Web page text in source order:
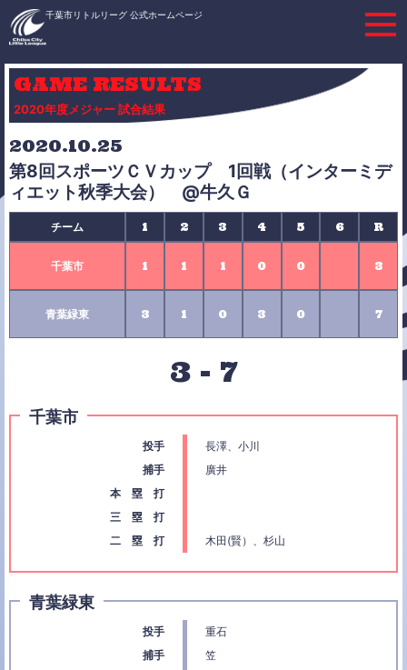
千葉市リトルリーグ 公式ホームページ
GAME RESULTS
2020年度メジャー 試合結果
2020.10.25
第8回スポーツＣＶカップ 1回戦（インターミデ
ィエット秋季大会） @牛久Ｇ
チーム 1 2 3 4 5 6 R
千葉市 1 1 1 0 0 3
青葉緑東 3 1 0 3 0 7
3 - 7
千葉市
投手
長澤、小川
捕手
廣井
本 塁 打
三 塁 打
二 塁 打
木田(賢）、杉山
青葉緑東
投手
重石
捕手
笠